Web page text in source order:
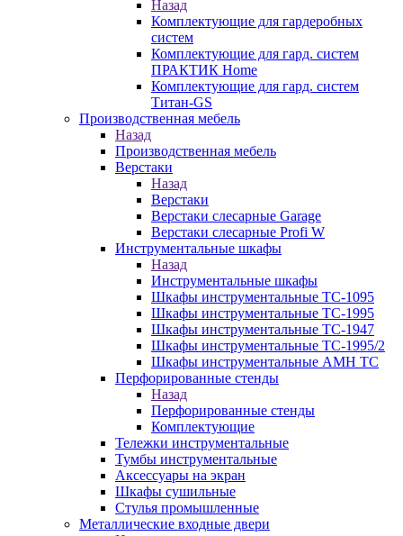
Назад
Комплектующие для гардеробных
систем
Комплектующие для гард. систем
ПРАКТИК Home
Комплектующие для гард. систем
Титан-GS
Производственная мебель
Назад
Производственная мебель
Верстаки
Назад
Верстаки
Верстаки слесарные Garage
Верстаки слесарные Profi W
Инструментальные шкафы
Назад
Инструментальные шкафы
Шкафы инструментальные TC-1095
Шкафы инструментальные TC-1995
Шкафы инструментальные TC-1947
Шкафы инструментальные TC-1995/2
Шкафы инструментальные AMH TC
Перфорированные стенды
Назад
Перфорированные стенды
Комплектующие
Тележки инструментальные
Тумбы инструментальные
Аксессуары на экран
Шкафы сушильные
Стулья промышленные
Металлические входные двери